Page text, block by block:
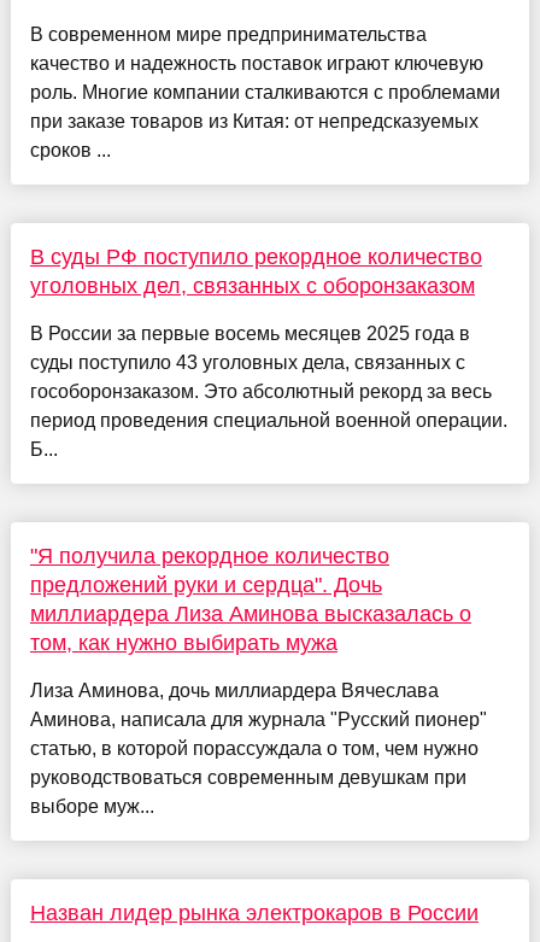
В современном мире предпринимательства
качество и надежность поставок играют ключевую
роль. Многие компании сталкиваются с проблемами
при заказе товаров из Китая: от непредсказуемых
сроков ...
В суды РФ поступило рекордное количество
уголовных дел, связанных с оборонзаказом
В России за первые восемь месяцев 2025 года в
суды поступило 43 уголовных дела, связанных с
гособоронзаказом. Это абсолютный рекорд за весь
период проведения специальной военной операции.
Б...
"Я получила рекордное количество
предложений руки и сердца". Дочь
миллиардера Лиза Аминова высказалась о
том, как нужно выбирать мужа
Лиза Аминова, дочь миллиардера Вячеслава
Аминова, написала для журнала "Русский пионер"
статью, в которой порассуждала о том, чем нужно
руководствоваться современным девушкам при
выборе муж...
Назван лидер рынка электрокаров в России